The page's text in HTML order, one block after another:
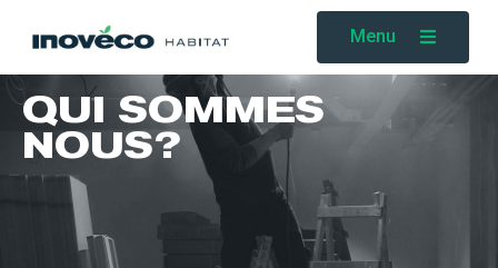
Menu
QUI SOMMES
NOUS?